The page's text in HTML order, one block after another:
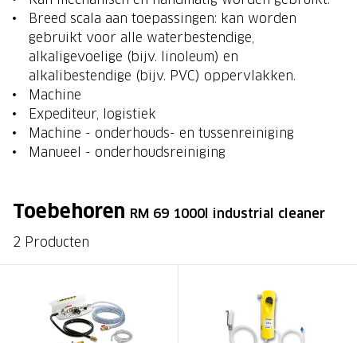
Breed scala aan toepassingen: kan worden
gebruikt voor alle waterbestendige,
alkaligevoelige (bijv. linoleum) en
alkalibestendige (bijv. PVC) oppervlakken.
Machine
Expediteur, logistiek
Machine - onderhouds- en tussenreiniging
Manueel - onderhoudsreiniging
Toebehoren RM 69 1000l industrial cleaner
2 Producten